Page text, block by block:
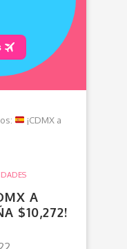
¡CDMX a
A
$10,272!